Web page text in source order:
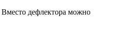
дефлектора можно